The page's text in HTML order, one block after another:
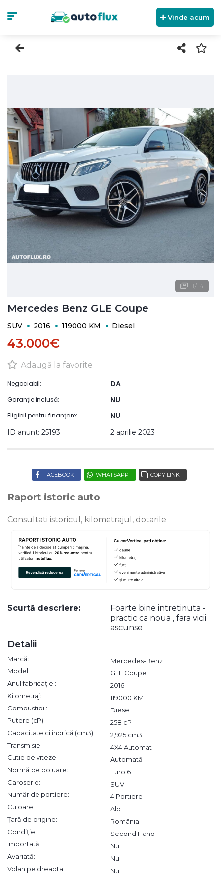
Vinde acum
1/14
Mercedes Benz GLE Coupe
SUV 2016 119000 KM Diesel
43.000€
Adaugă la favorite
Negociabil: DA
Garanție inclusă: NU
Eligibil pentru finanțare: NU
ID anunt: 25193 2 aprilie 2023
FACEBOOK WHATSAPP COPY LINK
Raport istoric auto
Consultati istoricul, kilometrajul, dotarile
Scurtă descriere:
Foarte bine intretinuta -
practic ca noua , fara vicii
ascunse
Detalii
Marcă:
Mercedes-Benz
Model:
GLE Coupe
Anul fabricației:
2016
Kilometraj:
119000 KM
Combustibil:
Diesel
Putere (cP):
258 cP
Capacitate cilindrică (cm3):
2,925 cm3
Transmisie:
4X4 Automat
Cutie de viteze:
Automată
Normă de poluare:
Euro 6
Caroserie:
SUV
Număr de portiere:
4 Portiere
Culoare:
Alb
Țară de origine:
România
Condiție:
Second Hand
Importată:
Nu
Avariată:
Nu
Volan pe dreapta:
Nu